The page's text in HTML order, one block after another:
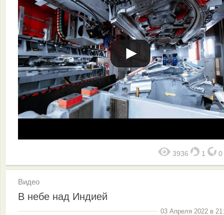
3936 1 0
Видео
В небе над Индией
03 Апреля 2022 в